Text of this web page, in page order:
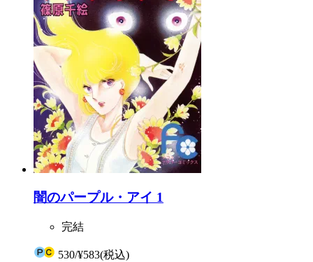
闇のパープル・アイ 1
完結
530/¥583(税込)